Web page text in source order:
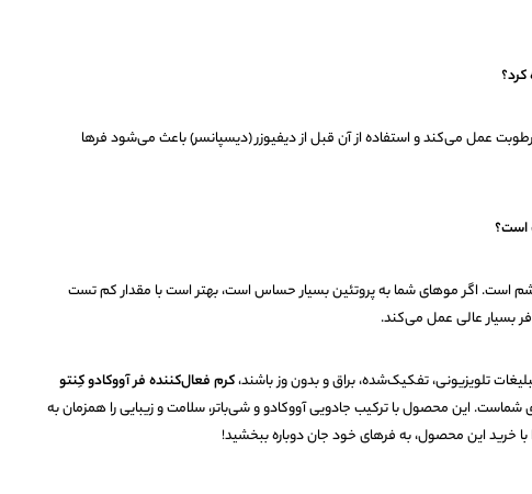
کرد؟
عمل می‌کند و استفاده از آن قبل از دیفیوزر (دیسپانسر) باعث می‌شود فرها
است؟
است. اگر موهای شما به پروتئین بسیار حساس است، بهتر است با مقدار کم تست
فر بسیار عالی عمل می‌کند.
تلویزیونی، تفکیک‌شده، براق و بدون وز باشند،کرم فعال‌کننده فر آووکادو کِنتو
شماست. این محصول با ترکیب جادویی آووکادو و شی‌باتر، سلامت و زیبایی را همزمان به
خرید این محصول، به فرهای خود جان دوباره ببخشید!